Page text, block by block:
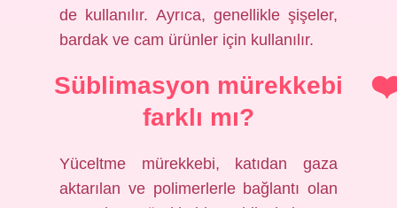
de kullanılır. Ayrıca, genellikle şişeler,
bardak ve cam ürünler için kullanılır.
Süblimasyon mürekkebi
farklı mı?
Yüceltme mürekkebi, katıdan gaza
aktarılan ve polimerlerle bağlantı olan